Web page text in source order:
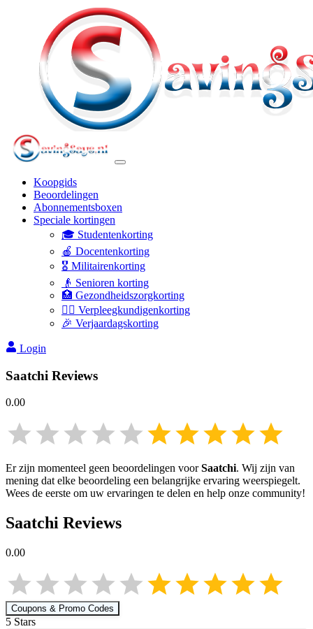
Koopgids
Beoordelingen
Abonnementsboxen
Speciale kortingen
🎓 Studentenkorting
🍎 Docentenkorting
🎖️ Militairenkorting
👴 Senioren korting
🏥 Gezondheidszorgkorting
👩‍⚕️ Verpleegkundigenkorting
🎉 Verjaardagskorting
Login
Saatchi Reviews
0.00
Er zijn momenteel geen beoordelingen voorSaatchi. Wij zijn van
mening dat elke beoordeling een belangrijke ervaring weerspiegelt.
Wees de eerste om uw ervaringen te delen en help onze community!
Saatchi Reviews
0.00
Coupons & Promo Codes
5 Stars